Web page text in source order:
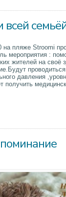
всей
на пляже Stroomi
мероприятия :
жителей на своё
давления
получить